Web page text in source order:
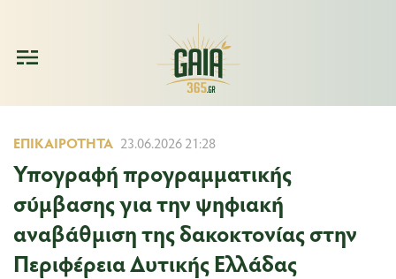
ΕΠΙΚΑΙΡΌΤΗΤΑ 23.06.2026 21:28
Υπογραφή προγραμματικής
σύμβασης για την ψηφιακή
αναβάθμιση της δακοκτονίας στην
Περιφέρεια Δυτικής Ελλάδας